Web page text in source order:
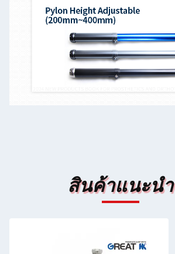
สินค้าแนะนำ